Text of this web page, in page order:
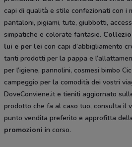
capi di qualità e stile confezionati con i
pantaloni, pigiami, tute, giubbotti,
simpatiche e colorate fantasie.
lui e per lei con capi d’abbigliamento
tanti prodotti per la pappa e
per l’igiene, pannolini, cosmesi bimbo
campeggio per la comodità dei vostri
DoveConviene.it e tieniti aggiornato
prodotto che fa al caso tuo, consulta il
punto vendita preferito e approfitta
promozioni in corso.